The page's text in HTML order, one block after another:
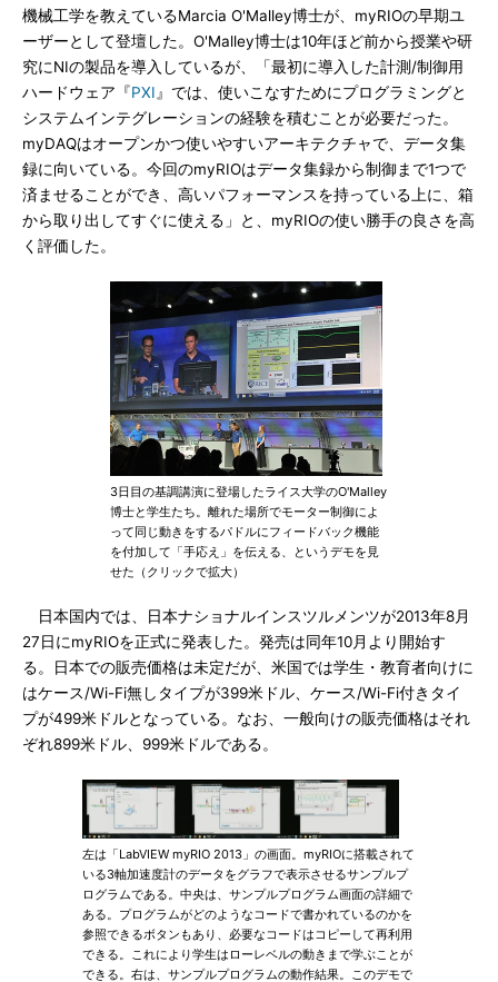
機械工学を教えているMarcia O'Malley博士が、myRIOの早期ユ
ーザーとして登壇した。O'Malley博士は10年ほど前から授業や研
究にNIの製品を導入しているが、「最初に導入した計測/制御用
ハードウェア『PXI 』では、使いこなすためにプログラミングと
システムインテグレーションの経験を積むことが必要だった。
myDAQはオープンかつ使いやすいアーキテクチャで、データ集
録に向いている。今回のmyRIOはデータ集録から制御まで1つで
済ませることができ、高いパフォーマンスを持っている上に、箱
から取り出してすぐに使える」と、myRIOの使い勝手の良さを高
く評価した。
3日目の基調講演に登場したライス大学のO'Malley
博士と学生たち。離れた場所でモーター制御によ
って同じ動きをするパドルにフィードバック機能
を付加して「手応え」を伝える、というデモを見
せた（クリックで拡大）
日本国内では、日本ナショナルインスツルメンツが2013年8月
27日にmyRIOを正式に発表した。発売は同年10月より開始す
る。日本での販売価格は未定だが、米国では学生・教育者向けに
はケース/Wi-Fi無しタイプが399米ドル、ケース/Wi-Fi付きタイ
プが499米ドルとなっている。なお、一般向けの販売価格はそれ
ぞれ899米ドル、999米ドルである。
左は「LabVIEW myRIO 2013」の画面。myRIOに搭載されて
いる3軸加速度計のデータをグラフで表示させるサンプルプ
ログラムである。中央は、サンプルプログラム画面の詳細で
ある。プログラムがどのようなコードで書かれているのかを
参照できるボタンもあり、必要なコードはコピーして再利用
できる。これにより学生はローレベルの動きまで学ぶことが
できる。右は、サンプルプログラムの動作結果。このデモで